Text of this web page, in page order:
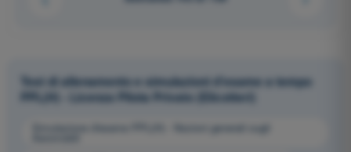
Test di allenamento e simulazioni d'esame a tempo
PPL(H) - Licenza Pilota Privato (Elicotteri)
Simulazione d'esame PPL(H) - Nozioni generali sugli